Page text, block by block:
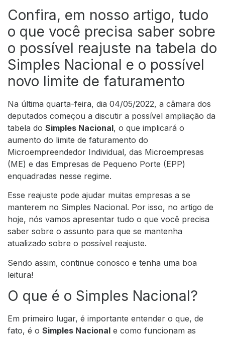
Confira, em nosso artigo, tudo
o que você precisa saber sobre
o possível reajuste na tabela do
Simples Nacional e o possível
novo limite de faturamento
Na última quarta-feira, dia 04/05/2022, a câmara dos
deputados começou a discutir a possível ampliação da
tabela do Simples Nacional, o que implicará o
aumento do limite de faturamento do
Microempreendedor Individual, das Microempresas
(ME) e das Empresas de Pequeno Porte (EPP)
enquadradas nesse regime.
Esse reajuste pode ajudar muitas empresas a se
manterem no Simples Nacional. Por isso, no artigo de
hoje, nós vamos apresentar tudo o que você precisa
saber sobre o assunto para que se mantenha
atualizado sobre o possível reajuste.
Sendo assim, continue conosco e tenha uma boa
leitura!
O que é o Simples Nacional?
Em primeiro lugar, é importante entender o que, de
fato, é o Simples Nacional e como funcionam as